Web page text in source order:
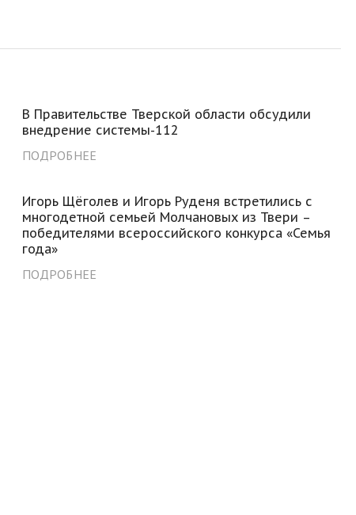
В Правительстве Тверской области обсудили
внедрение системы-112
ПОДРОБНЕЕ
Игорь Щёголев и Игорь Руденя встретились с
многодетной семьей Молчановых из Твери –
победителями всероссийского конкурса «Семья
года»
ПОДРОБНЕЕ